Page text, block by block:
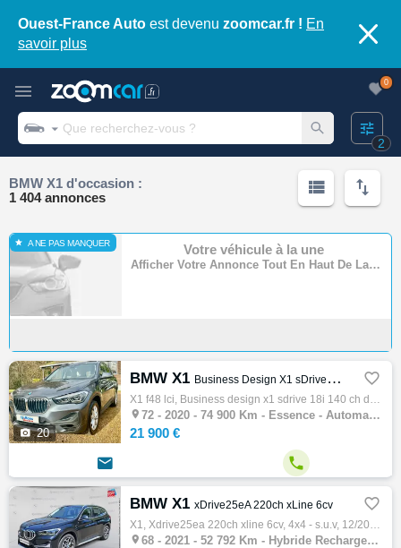
Ouest-France Auto est devenu zoomcar.fr ! En
savoir plus
2
0
BMW X1 d'occasion :
1 404 annonces
A NE PAS MANQUER Votre véhicule à la une
Afficher Votre Annonce Tout En Haut De La Page
 20
BMW X1 Business Design X1 sDrive 18i 140 ch DKG7 
X1 f48 lci, Business design x1 sdrive 18i 140 ch dkg7, 4x4 - s.u.v, 08/2020, 140ch, 7cv, 74900 km, 5 portes, 5 places, Non fumeur, Première…
 72 - 2020 - 74 900 Km - Essence - Automatique - 4x4 - S.U.V
21 900 €
 
BMW X1 xDrive25eA 220ch xLine 6cv 
X1, Xdrive25ea 220ch xline 6cv, 4x4 - s.u.v, 12/2021, 125ch, 6cv, 52792 km, 5 portes, 5 places, Hybride rechargeable, Boite de vitesse auto…
 68 - 2021 - 52 792 Km - Hybride Rechargeable - Automatique - 4x4 - S.U.V